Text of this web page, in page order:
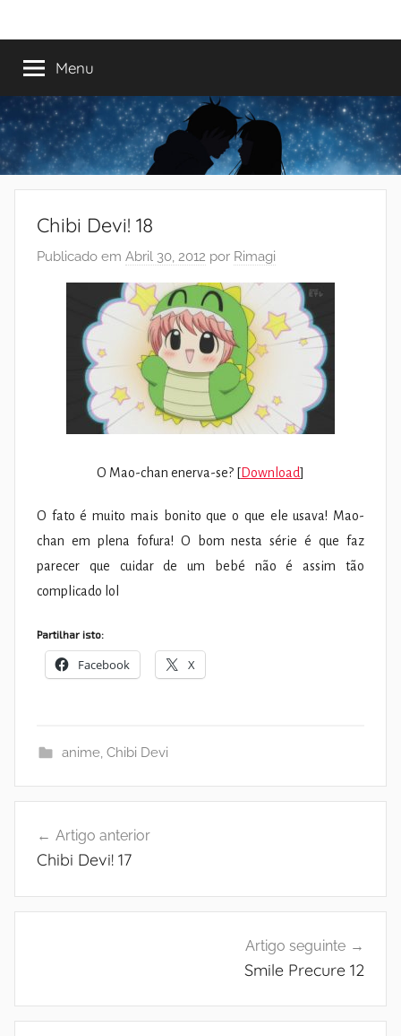
paraMundo
do
Shoujo
anos
a
trazer-
romances
Menu
Chibi Devi! 18
Publicado em Abril 30, 2012 por Rimagi
O Mao-chan enerva-se? [Download]
O fato é muito mais bonito que o que ele usava! Mao-
chan em plena fofura! O bom nesta série é que faz
parecer que cuidar de um bebé não é assim tão
complicado lol
Partilhar isto:
Facebook X
anime, Chibi Devi
Artigo anterior
Chibi Devi! 17
Artigo seguinte
Smile Precure 12